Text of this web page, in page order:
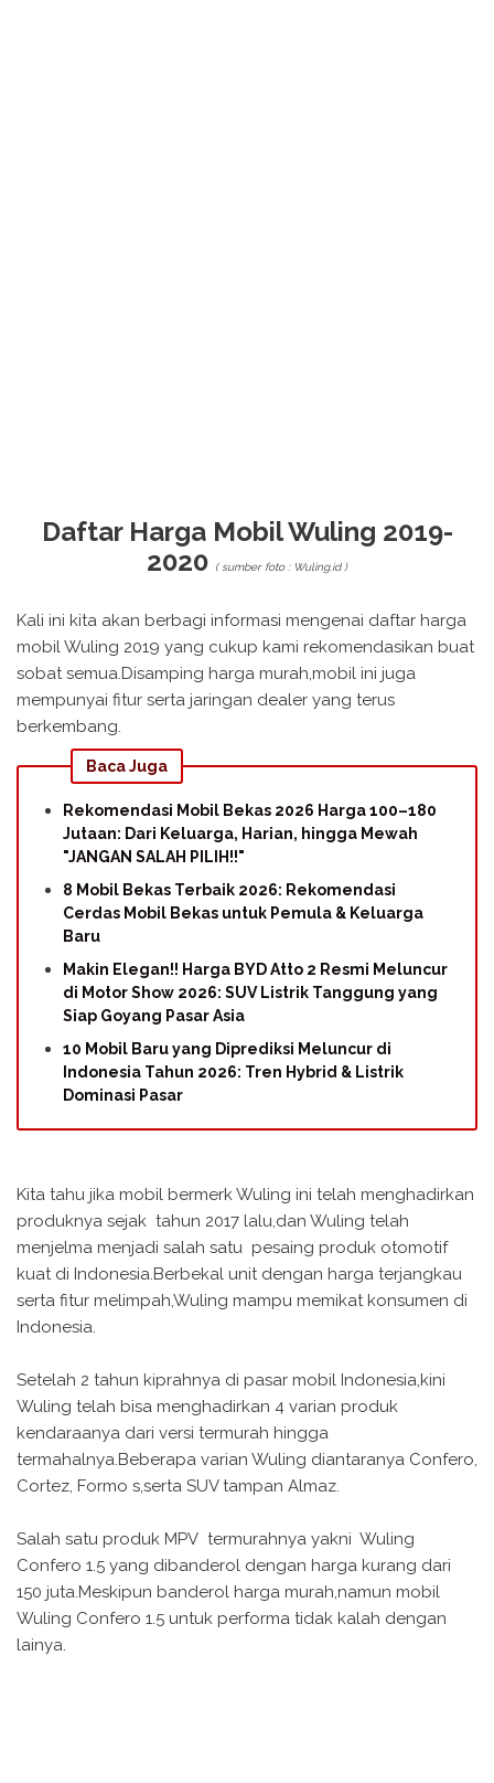
Daftar Harga Mobil Wuling 2019-
2020
( sumber foto : Wuling.id )
Kali ini kita akan berbagi informasi mengenai daftar harga
mobil Wuling 2019 yang cukup kami rekomendasikan buat
sobat semua.Disamping harga murah,mobil ini juga
mempunyai fitur serta jaringan dealer yang terus
berkembang.
Baca Juga
Rekomendasi Mobil Bekas 2026 Harga 100–180
Jutaan: Dari Keluarga, Harian, hingga Mewah
"JANGAN SALAH PILIH!!"
8 Mobil Bekas Terbaik 2026: Rekomendasi
Cerdas Mobil Bekas untuk Pemula & Keluarga
Baru
Makin Elegan!! Harga BYD Atto 2 Resmi Meluncur
di Motor Show 2026: SUV Listrik Tanggung yang
Siap Goyang Pasar Asia
10 Mobil Baru yang Diprediksi Meluncur di
Indonesia Tahun 2026: Tren Hybrid & Listrik
Dominasi Pasar
Kita tahu jika mobil bermerk Wuling ini telah menghadirkan
produknya sejak tahun 2017 lalu,dan Wuling telah
menjelma menjadi salah satu pesaing produk otomotif
kuat di Indonesia.Berbekal unit dengan harga terjangkau
serta fitur melimpah,Wuling mampu memikat konsumen di
Indonesia.
Setelah 2 tahun kiprahnya di pasar mobil Indonesia,kini
Wuling telah bisa menghadirkan 4 varian produk
kendaraanya dari versi termurah hingga
termahalnya.Beberapa varian Wuling diantaranya Confero,
Cortez, Formo s,serta SUV tampan Almaz.
Salah satu produk MPV termurahnya yakni Wuling
Confero 1.5 yang dibanderol dengan harga kurang dari
150 juta.Meskipun banderol harga murah,namun mobil
Wuling Confero 1.5 untuk performa tidak kalah dengan
lainya.